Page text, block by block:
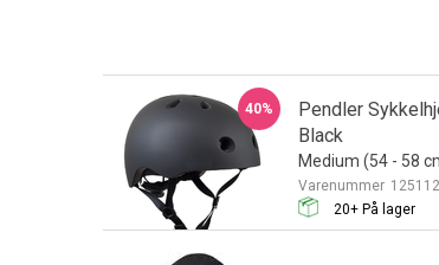
40%
Pendler
Black
Medium (54 - 58
Varenummer 125112
20+ På lager